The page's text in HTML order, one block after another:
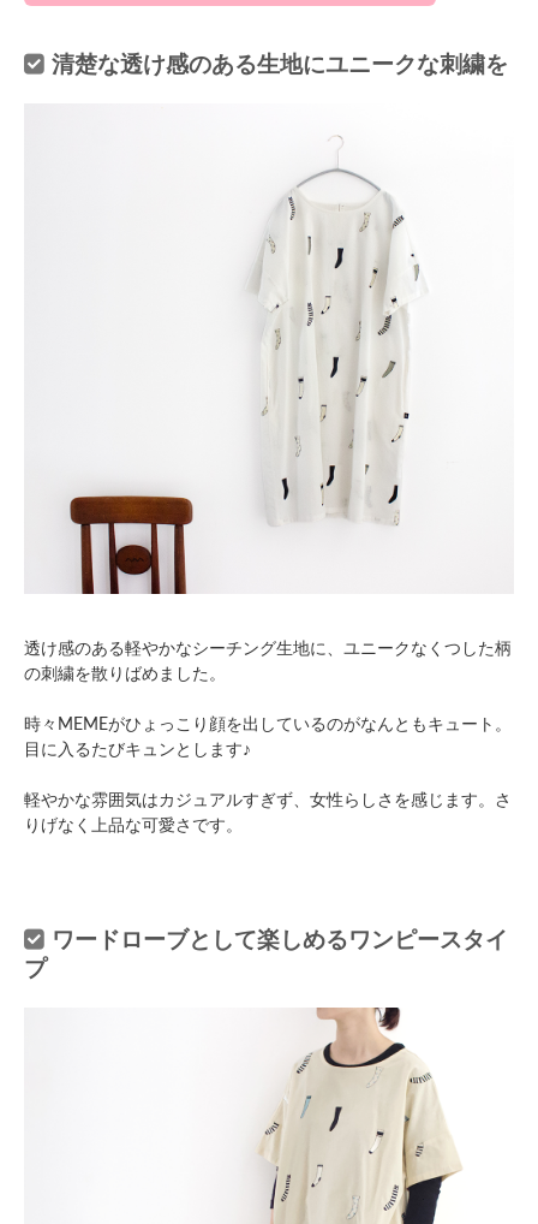
清楚な透け感のある生地にユニークな刺繍を
透け感のある軽やかなシーチング生地に、ユニークなくつした柄
の刺繍を散りばめました。
時々MEMEがひょっこり顔を出しているのがなんともキュート。
目に入るたびキュンとします♪
軽やかな雰囲気はカジュアルすぎず、女性らしさを感じます。さ
りげなく上品な可愛さです。
ワードローブとして楽しめるワンピースタイ
プ